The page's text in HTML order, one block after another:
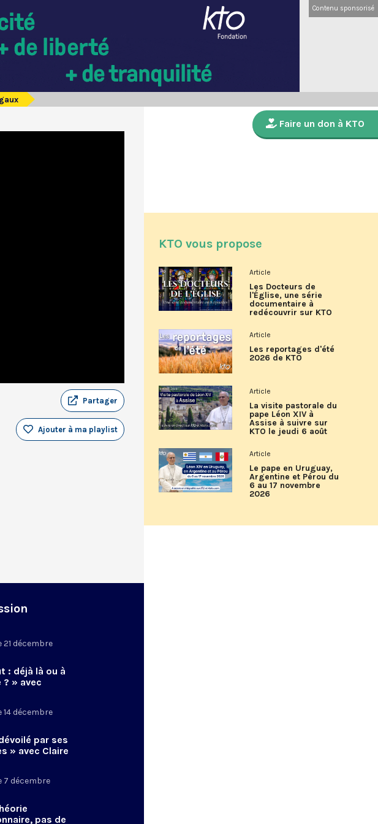
Contenu sponsorisé
Partager
Ajouter à ma playlist
21 décembre
: déjà là ou à
» avec
14 décembre
par ses
» avec Claire
7 décembre
pas de
Faire un don à KTO
KTO vous propose
Article
Les Docteurs de
l'Église, une série
documentaire à
redécouvrir sur KTO
Article
Les reportages d'été
2026 de KTO
Article
La visite pastorale du
pape Léon XIV à
Assise à suivre sur
KTO le jeudi 6 août
Article
Le pape en Uruguay,
Argentine et Pérou du
6 au 17 novembre
2026